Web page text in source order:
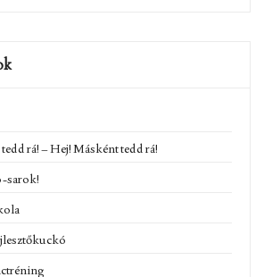
rá! – Hej! Másként tedd rá!
sarok!